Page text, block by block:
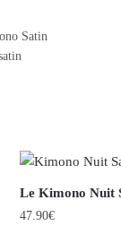
Satin
Le Kimono Nuit
47.90€